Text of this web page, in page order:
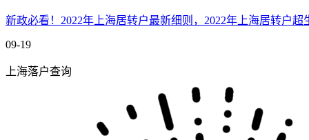
新政必看！2022年上海居转户最新细则，2022年上海居转户超
09-19
上海落户查询